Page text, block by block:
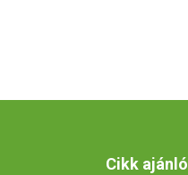
Cikk ajánló